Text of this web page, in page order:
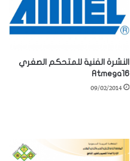
النشرة الفنية للمتحكم الصغري
Atmega16
09/02/2014